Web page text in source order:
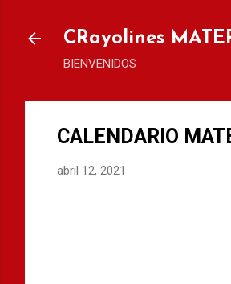
CRayolines
BIENVENIDOS
CALENDARIO
abril 12, 2021